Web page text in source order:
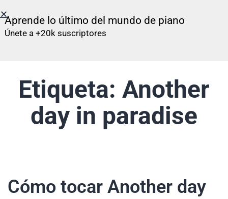
Etiqueta: Another
day in paradise
Cómo tocar Another day
Aprende lo último del mundo de piano
Únete a +20k suscriptores